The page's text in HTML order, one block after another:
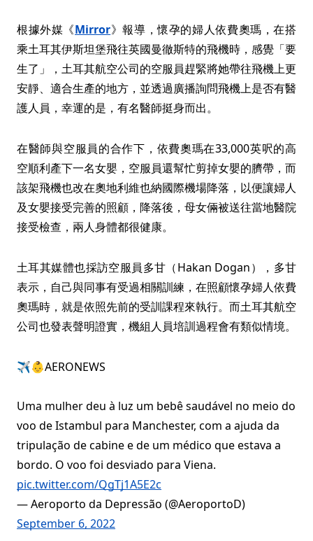
根據外媒《Mirror》報導，懷孕的婦人依費奧瑪，在搭
乘土耳其伊斯坦堡飛往英國曼徹斯特的飛機時，感覺「要
生了」，土耳其航空公司的空服員趕緊將她帶往飛機上更
安靜、適合生產的地方，並透過廣播詢問飛機上是否有醫
護人員，幸運的是，有名醫師挺身而出。
在醫師與空服員的合作下，依費奧瑪在33,000英呎的高
空順利產下一名女嬰，空服員還幫忙剪掉女嬰的臍帶，而
該架飛機也改在奧地利維也納國際機場降落，以便讓婦人
及女嬰接受完善的照顧，降落後，母女倆被送往當地醫院
接受檢查，兩人身體都很健康。
土耳其媒體也採訪空服員多甘（Hakan Dogan），多甘
表示，自己與同事有受過相關訓練，在照顧懷孕婦人依費
奧瑪時，就是依照先前的受訓課程來執行。而土耳其航空
公司也發表聲明證實，機組人員培訓過程會有類似情境。
✈️👶AERONEWS
Uma mulher deu à luz um bebê saudável no meio do
voo de Istambul para Manchester, com a ajuda da
tripulação de cabine e de um médico que estava a
bordo. O voo foi desviado para Viena.
pic.twitter.com/QgTj1A5E2c
— Aeroporto da Depressão (@AeroportoD)
September 6, 2022